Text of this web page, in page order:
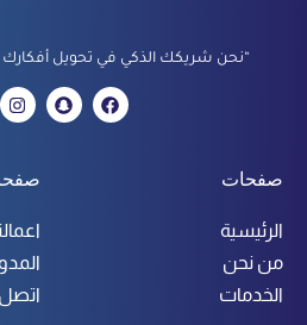
“نحن شريكك الذكي في تحويل أفكارك
صفحات
الرئيسية
من نحن
الخدمات
اتصل